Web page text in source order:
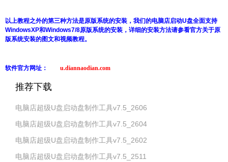
以上教程之外的第三种方法是原版系统的安装，我们的电脑店启动U盘全面支持
WindowsXP和Windows7/8原版系统的安装，详细的安装方法请参看官方关于原
版系统安装的图文和视频教程。
软件官方网址： u.diannaodian.com
推荐下载
电脑店超级U盘启动盘制作工具v7.5_2606
电脑店超级U盘启动盘制作工具v7.5_2604
电脑店超级U盘启动盘制作工具v7.5_2602
电脑店超级U盘启动盘制作工具v7.5_2511